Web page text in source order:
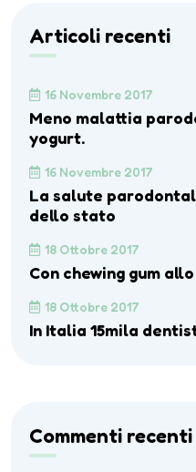
Articoli recenti
16 Novembre 2017
Meno malattia
yogurt.
16 Novembre 2017
La salute
dello stato
18 Ottobre 2017
Con chewing gum
18 Ottobre 2017
In Italia 15mila
Commenti recenti